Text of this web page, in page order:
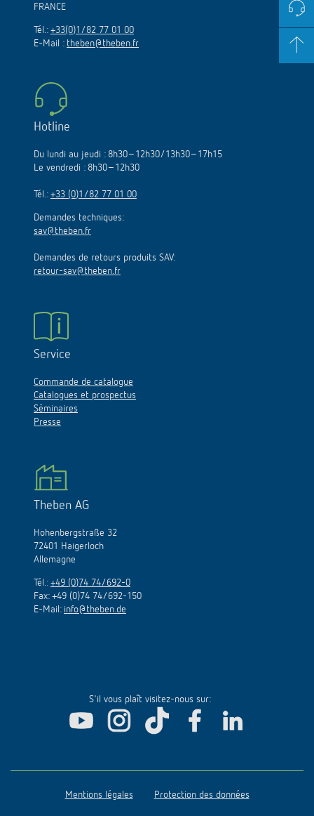
FRANCE
Tél.: +33(0)1/82 77 01 00
E-Mail : theben@theben.fr
Hotline
Du lundi au jeudi : 8h30–12h30/13h30–17h15
Le vendredi : 8h30–12h30
Tél.: +33 (0)1/82 77 01 00
Demandes techniques:
sav@theben.fr
Demandes de retours produits SAV:
retour-sav@theben.fr
Service
Commande de catalogue
Catalogues et prospectus
Séminaires
Presse
Theben AG
Hohenbergstraße 32
72401 Haigerloch
Allemagne
Tél.: +49 (0)74 74/692-0
Fax: +49 (0)74 74/692-150
E-Mail: info@theben.de
S'il vous plaît visitez-nous sur:
Mentions légales Protection des données